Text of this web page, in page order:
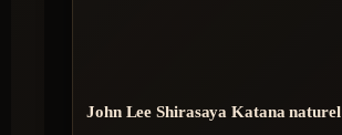
John Lee Shirasaya Katana naturel